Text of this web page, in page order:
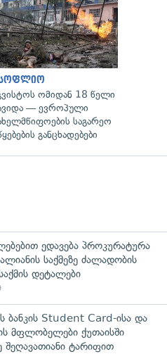
ომიდან 18 წელი
— ევროპული
საგარეო
განცხადებები
ედავება პროკურატურა
საქმეზე ძალადობის
დეტალები
ბანკის Student Card-ისა და
მფლობელები ქუთაისში
შეღავათიანი ტარიფით